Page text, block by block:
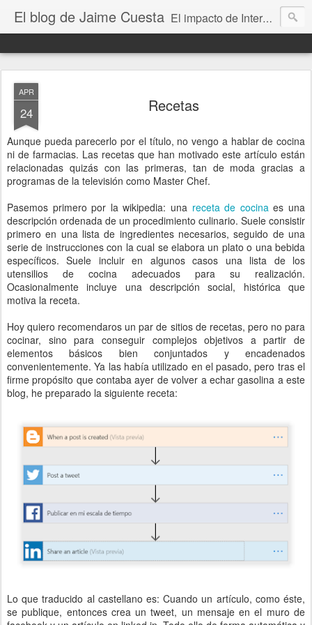
El blog de Jaime Cuesta El impacto de Internet en la sociedad visto con mis propios ojos
APR
24 Recetas
Aunque pueda parecerlo por el título, no vengo a hablar de cocina
ni de farmacias. Las recetas que han motivado este artículo están
relacionadas quizás con las primeras, tan de moda gracias a
programas de la televisión como Master Chef.
Pasemos primero por la wikipedia: una receta de cocinaes una
descripción ordenada de un procedimiento culinario. Suele consistir
primero en una lista de ingredientes necesarios, seguido de una
serie de instrucciones con la cual se elabora un plato o una bebida
específicos.​ Suele incluir en algunos casos una lista de los
utensilios de cocina adecuados para su realización.
Ocasionalmente incluye una descripción social, histórica que
motiva la receta.
Hoy quiero recomendaros un par de sitios de recetas, pero no para
cocinar, sino para conseguir complejos objetivos a partir de
elementos básicos bien conjuntados y encadenados
convenientemente. Ya las había utilizado en el pasado, pero tras el
firme propósito que contaba ayer de volver a echar gasolina a este
blog, he preparado la siguiente receta:
Lo que traducido al castellano es: Cuando un artículo, como éste,
se publique, entonces crea un tweet, un mensaje en el muro de